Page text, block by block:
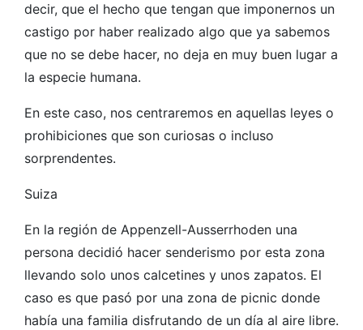
decir, que el hecho que tengan que imponernos un
castigo por haber realizado algo que ya sabemos
que no se debe hacer, no deja en muy buen lugar a
la especie humana.
En este caso, nos centraremos en aquellas leyes o
prohibiciones que son curiosas o incluso
sorprendentes.
Suiza
En la región de Appenzell-Ausserrhoden una
persona decidió hacer senderismo por esta zona
llevando solo unos calcetines y unos zapatos. El
caso es que pasó por una zona de picnic donde
había una familia disfrutando de un día al aire libre.